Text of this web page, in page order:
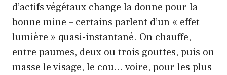
d’actifs végétaux change la donne pour la
bonne mine – certains parlent d’un « effet
lumière » quasi-instantané. On chauffe,
entre paumes, deux ou trois gouttes, puis on
masse le visage, le cou… voire, pour les plus